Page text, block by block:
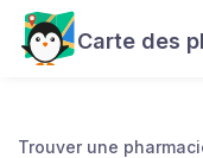
Carte des
Trouver une